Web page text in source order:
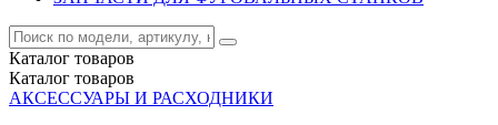
Каталог товаров
Каталог товаров
АКСЕССУАРЫ И РАСХОДНИКИ